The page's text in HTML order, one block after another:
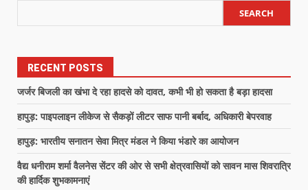
SEARCH
RECENT POSTS
जर्जर बिजली का खंभा दे रहा हादसे को दावत, कभी भी हो सकता है बड़ा हादसा
हापुड़: पाइपलाइन लीकेज से सैकड़ों लीटर साफ पानी बर्बाद, अधिकारी बेपरवाह
हापुड़: भारतीय सनातन सेवा मित्र मंडल ने किया भंडारे का आयोजन
वैद्य धनीराम शर्मा वैलनेस सेंटर की ओर से सभी क्षेत्रवासियों को सावन मास शिवरात्रि
की हार्दिक शुभकामनाएं